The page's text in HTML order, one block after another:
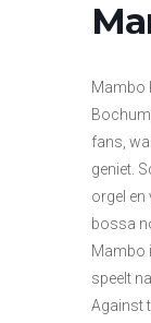
Mambo
fans,
geniet.
orgel en
bossa
Mambo
speelt
Against